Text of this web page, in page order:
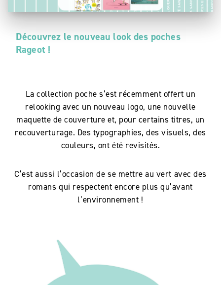
Découvrez le nouveau look des poches
Rageot !
La collection poche s’est récemment offert un
relooking avec un nouveau logo, une nouvelle
maquette de couverture et, pour certains titres, un
recouverturage. Des typographies, des visuels, des
couleurs, ont été revisités.
C’est aussi l’occasion de se mettre au vert avec des
romans qui respectent encore plus qu’avant
l’environnement !